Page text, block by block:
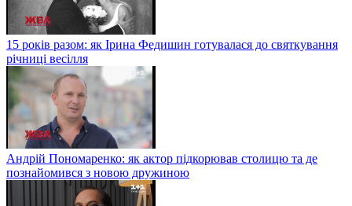
15 років разом: як Ірина Федишин готувалася до святкування
річниці весілля
Андрій Пономаренко: як актор підкорював столицю та де
познайомився з новою дружиною